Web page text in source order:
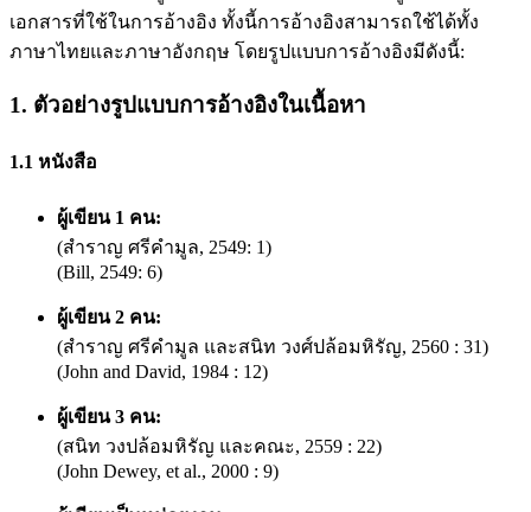
เอกสารที่ใช้ในการอ้างอิง ทั้งนี้การอ้างอิงสามารถใช้ได้ทั้ง
ภาษาไทยและภาษาอังกฤษ โดยรูปแบบการอ้างอิงมีดังนี้:
1. ตัวอย่างรูปแบบการอ้างอิงในเนื้อหา
1.1 หนังสือ
ผู้เขียน 1 คน:
(สำราญ ศรีคำมูล, 2549: 1)
(Bill, 2549: 6)
ผู้เขียน 2 คน:
(สำราญ ศรีคำมูล และสนิท วงศ์ปล้อมหิรัญ, 2560 : 31)
(John and David, 1984 : 12)
ผู้เขียน 3 คน:
(สนิท วงปล้อมหิรัญ และคณะ, 2559 : 22)
(John Dewey, et al., 2000 : 9)